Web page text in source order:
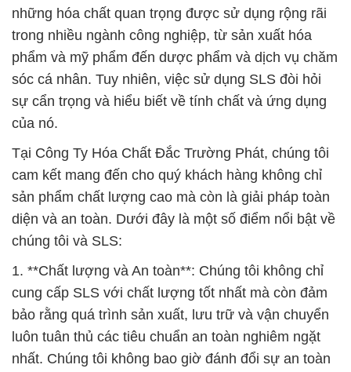
những hóa chất quan trọng được sử dụng rộng rãi
trong nhiều ngành công nghiệp, từ sản xuất hóa
phẩm và mỹ phẩm đến dược phẩm và dịch vụ chăm
sóc cá nhân. Tuy nhiên, việc sử dụng SLS đòi hỏi
sự cẩn trọng và hiểu biết về tính chất và ứng dụng
của nó.
Tại Công Ty Hóa Chất Đắc Trường Phát, chúng tôi
cam kết mang đến cho quý khách hàng không chỉ
sản phẩm chất lượng cao mà còn là giải pháp toàn
diện và an toàn. Dưới đây là một số điểm nổi bật về
chúng tôi và SLS:
1. **Chất lượng và An toàn**: Chúng tôi không chỉ
cung cấp SLS với chất lượng tốt nhất mà còn đảm
bảo rằng quá trình sản xuất, lưu trữ và vận chuyển
luôn tuân thủ các tiêu chuẩn an toàn nghiêm ngặt
nhất. Chúng tôi không bao giờ đánh đổi sự an toàn